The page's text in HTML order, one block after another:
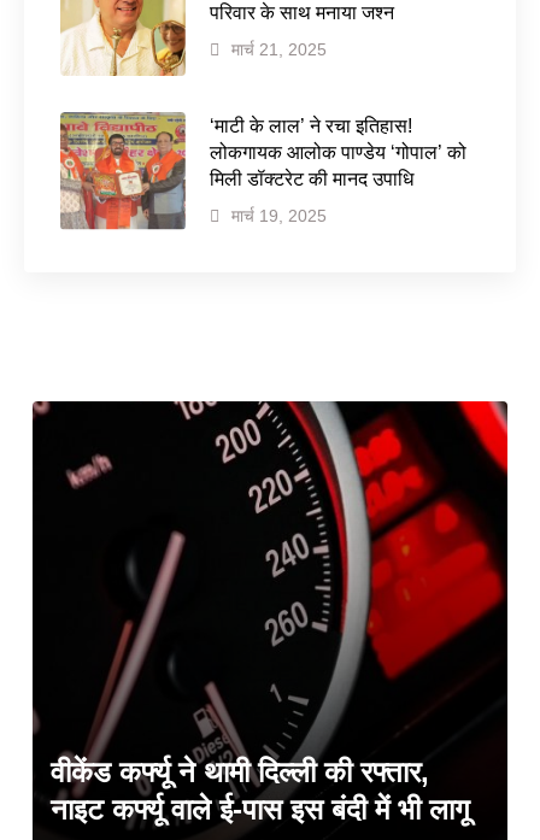
परिवार के साथ मनाया जश्न
मार्च 21, 2025
‘माटी के लाल’ ने रचा इतिहास!
लोकगायक आलोक पाण्डेय ‘गोपाल’ को
मिली डॉक्टरेट की मानद उपाधि
मार्च 19, 2025
वीकेंड कर्फ्यू ने थामी दिल्ली की रफ्तार,
नाइट कर्फ्यू वाले ई-पास इस बंदी में भी लागू